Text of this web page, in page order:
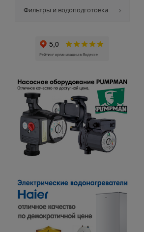
Фильтры и водоподготовка